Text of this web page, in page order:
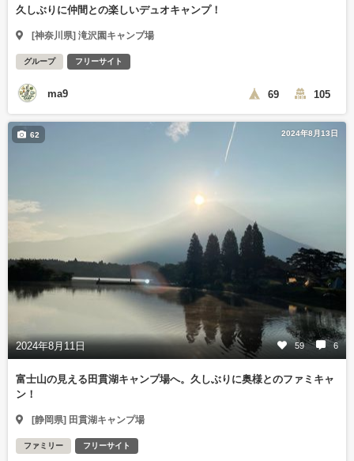
久しぶりに仲間との楽しいデュオキャンプ！
[神奈川県] 滝沢園キャンプ場
グループ フリーサイト
ma9 69 105
2024年8月13日
2024年8月11日 59 6
62
富士山の見える田貫湖キャンプ場へ。久しぶりに奥様とのファミキャ
ン！
[静岡県] 田貫湖キャンプ場
ファミリー フリーサイト